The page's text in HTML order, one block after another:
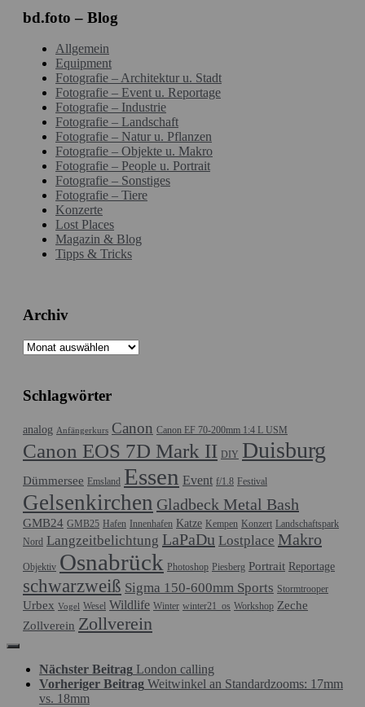
bd.foto – Blog
Allgemein
Equipment
Fotografie – Architektur u. Stadt
Fotografie – Event u. Reportage
Fotografie – Industrie
Fotografie – Landschaft
Fotografie – Natur u. Pflanzen
Fotografie – Objekte u. Makro
Fotografie – People u. Portrait
Fotografie – Sonstiges
Fotografie – Tiere
Konzerte
Lost Places
Magazin & Blog
Tipps & Tricks
Archiv
Archiv
Schlagwörter
analog Anfängerkurs Canon Canon EF 70-200mm 1:4 L USM
Canon EOS 7D Mark II DIY Duisburg
Dümmersee Emsland Essen Event f/1.8 Festival
Gelsenkirchen Gladbeck Metal Bash
GMB24 GMB25 Hafen Innenhafen Katze Kempen Konzert Landschaftspark
Nord Langzeitbelichtung LaPaDu Lostplace Makro
Objektiv Osnabrück Photoshop Piesberg Portrait Reportage
schwarzweiß Sigma 150-600mm Sports Stormtrooper
Urbex Vogel Wesel Wildlife Winter winter21_os Workshop Zeche
Zollverein Zollverein
Nächster Beitrag London calling
Vorheriger Beitrag Weitwinkel an Standardzooms: 17mm
vs. 18mm